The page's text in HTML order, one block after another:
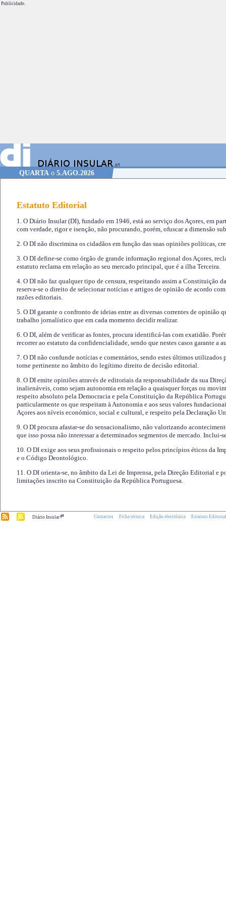
Publicidade.
QUARTA o 5.AGO.2026
Estatuto Editorial
1. O Diário Insular (DI), fundado em 1946, está ao serviço dos Açores, em
com verdade, rigor e isenção, não procurando, porém, ofuscar a dimensão
2. O DI não discrimina os cidadãos em função das suas opiniões políticas,
3. O DI define-se como órgão de grande informação regional dos Açores,
estatuto reclama em relação ao seu mercado principal, que é a ilha Terceira.
4. O DI não faz qualquer tipo de censura, respeitando assim a Constituição
reserva-se o direito de selecionar notícias e artigos de opinião de acordo
razões editoriais.
5. O DI garante o confronto de ideias entre as diversas correntes de opinião
trabalho jornalístico que em cada momento decidir realizar.
6. O DI, além de verificar as fontes, procura identificá-las com exatidão.
recorrer ao estatuto da confidencialidade, sendo que nestes casos garante a
7. O DI não confunde notícias e comentários, sendo estes últimos utilizados
torne pertinente no âmbito do legítimo direito de decisão editorial.
8. O DI emite opiniões através de editoriais da responsabilidade da sua
inalienáveis, como sejam autonomia em relação a quaisquer forças ou
respeito absoluto pela Democracia e pela Constituição da República
particularmente os que respeitam à Autonomia e aos seus valores
Açores aos níveis económico, social e cultural, e respeito pela Declaração
9. O DI procura afastar-se do sensacionalismo, não valorizando
que isso possa não interessar a determinados segmentos de mercado.
10. O DI exige aos seus profissionais o respeito pelos princípios éticos da
e o Código Deontológico.
11. O DI orienta-se, no âmbito da Lei de Imprensa, pela Direção Editorial e
limitações inscrito na Constituição da República Portuguesa.
Diário Insular.pt Contactos Ficha técnica Edição electrónica Estatuto Editorial